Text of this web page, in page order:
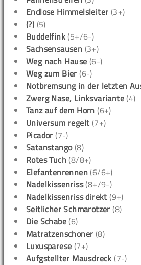
Endlose Himmelsleiter (3+)
(?) (5)
Buddelfink (5+/6-)
Sachsensausen (3+)
Weg nach Hause (6-)
Weg zum Bier (6-)
Notbremsung in der letzten
Zwerg Nase, Linksvariante (4)
Tanz auf dem Horn (6+)
Universum regelt (7+)
Picador (7-)
Satanstango(8)
Rotes Tuch (8/8+)
Elefantenrennen (6/6+)
Nadelkissenriss(8+/9-)
Nadelkissenriss direkt (9+)
Seitlicher Schmarotzer (8)
Die Schabe (6)
Matratzenschoner (8)
Luxusparese (7+)
Aufgstellter Mausdreck (7-)